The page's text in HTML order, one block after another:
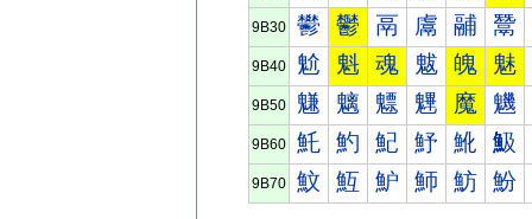
9B30 鬰 鬱 鬲 鬳 鬴 鬵
9B40 魀 魁 魂 魃 魄 魅
9B50 魐 魑 魒 魓 魔 魕
9B60 魠 魡 魢 魣 魤 魥
9B70 魰 魱 魲 魳 魴 魵